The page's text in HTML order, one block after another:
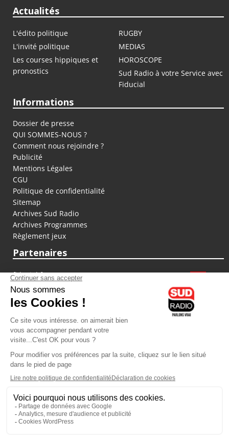
Actualités
L'édito politique
RUGBY
L'invité politique
MEDIAS
Les courses hippiques et
pronostics
HOROSCOPE
Sud Radio à votre Service avec
Fiducial
Informations
Dossier de presse
QUI SOMMES-NOUS ?
Comment nous rejoindre ?
Publicité
Mentions Légales
CGU
Politique de confidentialité
Sitemap
Archives Sud Radio
Archives Programmes
Règlement jeux
Partenaires
fiducial.fr
lyoncapitale.fr
olympique-et-lyonnais.com
L'application Iphone / Android
Téléchargez l'application
Les cookies
Gestion des cookies
Crédit photos : ©Sud Radio / Pierre Olivier